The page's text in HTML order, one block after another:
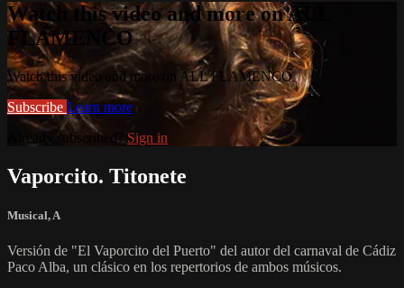
Watch this video and more on ALL
FLAMENCO
Watch this video and more on ALL FLAMENCO
Subscribe Learn more
Already subscribed? Sign in
Vaporcito. Titonete
Musical, A
Versión de "El Vaporcito del Puerto" del autor del carnaval de Cádiz
Paco Alba, un clásico en los repertorios de ambos músicos.